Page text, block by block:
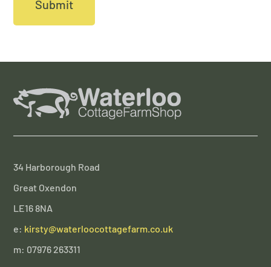
34 Harborough Road
Great Oxendon
LE16 8NA
e: kirsty@waterloocottagefarm.co.uk
m: 07976 263311